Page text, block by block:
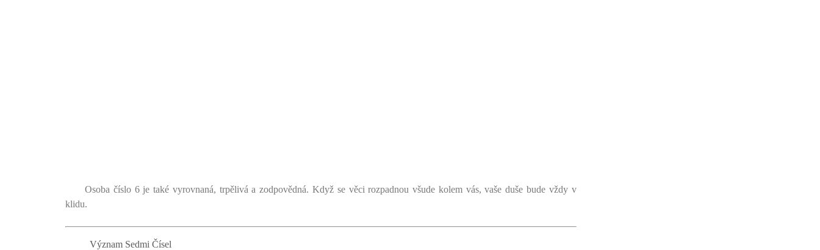
Osoba číslo 6 je také vyrovnaná, trpělivá a zodpovědná. Když se věci rozpadnou všude kolem vás, vaše duše bude vždy v
klidu.
Význam Sedmi Čísel